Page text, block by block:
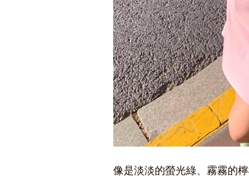
像是淡淡的螢光綠、霧霧的